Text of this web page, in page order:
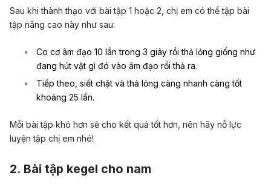
Sau khi thành thạo với bài tập 1 hoặc 2, chị em có thể tập bài
tập nâng cao này như sau:
Co cơ âm đạo 10 lần trong 3 giây rồi thả lỏng giống như
đang hút vật gì đó vào âm đạo rồi thả ra.
Tiếp theo, siết chặt và thả lỏng càng nhanh càng tốt
khoảng 25 lần.
Mỗi bài tập khó hơn sẽ cho kết quả tốt hơn, nên hãy nỗ lực
luyện tập chị em nhé!
2. Bài tập kegel cho nam